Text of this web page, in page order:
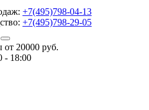
+7(495)798-04-13
+7(495)798-29-05
20000 руб.
- 18:00